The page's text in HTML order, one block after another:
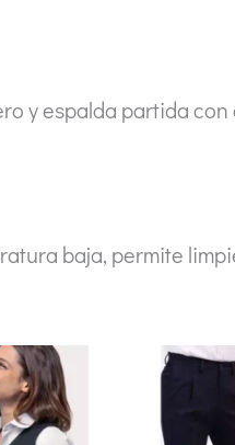
y espalda partida con
baja, permite